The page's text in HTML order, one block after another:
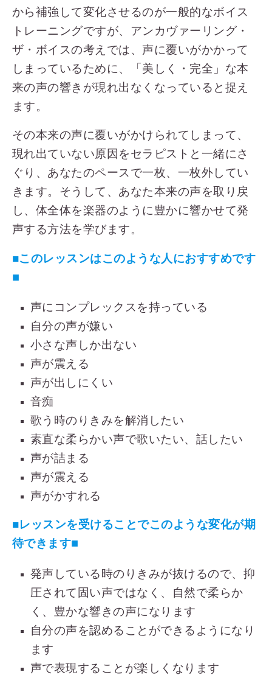
から補強して変化させるのが一般的なボイス
トレーニングですが、アンカヴァーリング・
ザ・ボイスの考えでは、声に覆いがかかって
しまっているために、「美しく・完全」な本
来の声の響きが現れ出なくなっていると捉え
ます。
その本来の声に覆いがかけられてしまって、
現れ出ていない原因をセラピストと一緒にさ
ぐり、あなたのペースで一枚、一枚外してい
きます。そうして、あなた本来の声を取り戻
し、体全体を楽器のように豊かに響かせて発
声する方法を学びます。
■このレッスンはこのような人におすすめです
■
声にコンプレックスを持っている
自分の声が嫌い
小さな声しか出ない
声が震える
声が出しにくい
音痴
歌う時のりきみを解消したい
素直な柔らかい声で歌いたい、話したい
声が詰まる
声が震える
声がかすれる
■レッスンを受けることでこのような変化が期
待できます■
発声している時のりきみが抜けるので、抑
圧されて固い声ではなく、自然で柔らか
く、豊かな響きの声になります
自分の声を認めることができるようになり
ます
声で表現することが楽しくなります